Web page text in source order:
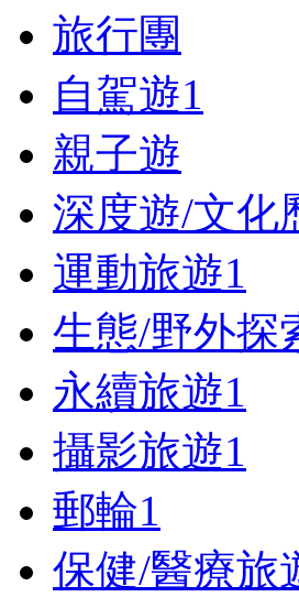
旅行團
自駕遊1
親子遊
深度遊/文化
運動旅遊1
生態/野外探
永續旅遊1
攝影旅遊1
郵輪1
保健/醫療旅